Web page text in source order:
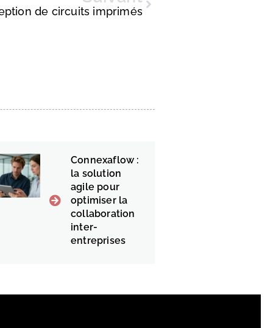
de circuits imprimés
Connexaflow :
la solution
agile pour
optimiser la
collaboration
inter-
entreprises